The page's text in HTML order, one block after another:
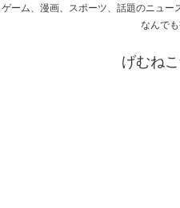
ゲーム、漫画、スポーツ、話題のニュー
なんで
げむね